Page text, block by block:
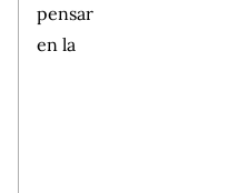
pensar
en la